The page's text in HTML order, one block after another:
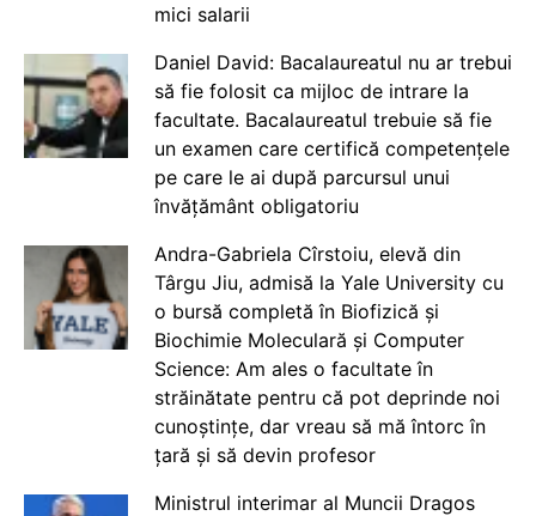
mici salarii
Daniel David: Bacalaureatul nu ar trebui
să fie folosit ca mijloc de intrare la
facultate. Bacalaureatul trebuie să fie
un examen care certifică competențele
pe care le ai după parcursul unui
învățământ obligatoriu
Andra-Gabriela Cîrstoiu, elevă din
Târgu Jiu, admisă la Yale University cu
o bursă completă în Biofizică și
Biochimie Moleculară și Computer
Science: Am ales o facultate în
străinătate pentru că pot deprinde noi
cunoștințe, dar vreau să mă întorc în
țară și să devin profesor
Ministrul interimar al Muncii Dragos